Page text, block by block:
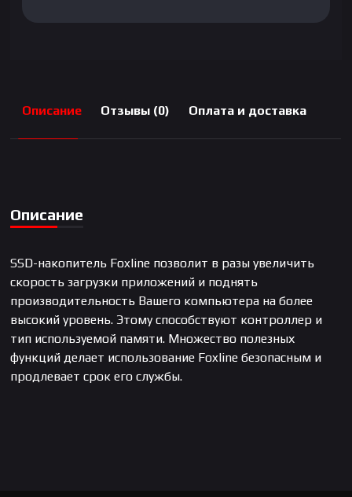
Описание Отзывы (0) Оплата и доставка
Описание
SSD-накопитель Foxline позволит в разы увеличить
скорость загрузки приложений и поднять
производительность Вашего компьютера на более
высокий уровень. Этому способствуют контроллер и
тип используемой памяти. Множество полезных
функций делает использование Foxline безопасным и
продлевает срок его службы.